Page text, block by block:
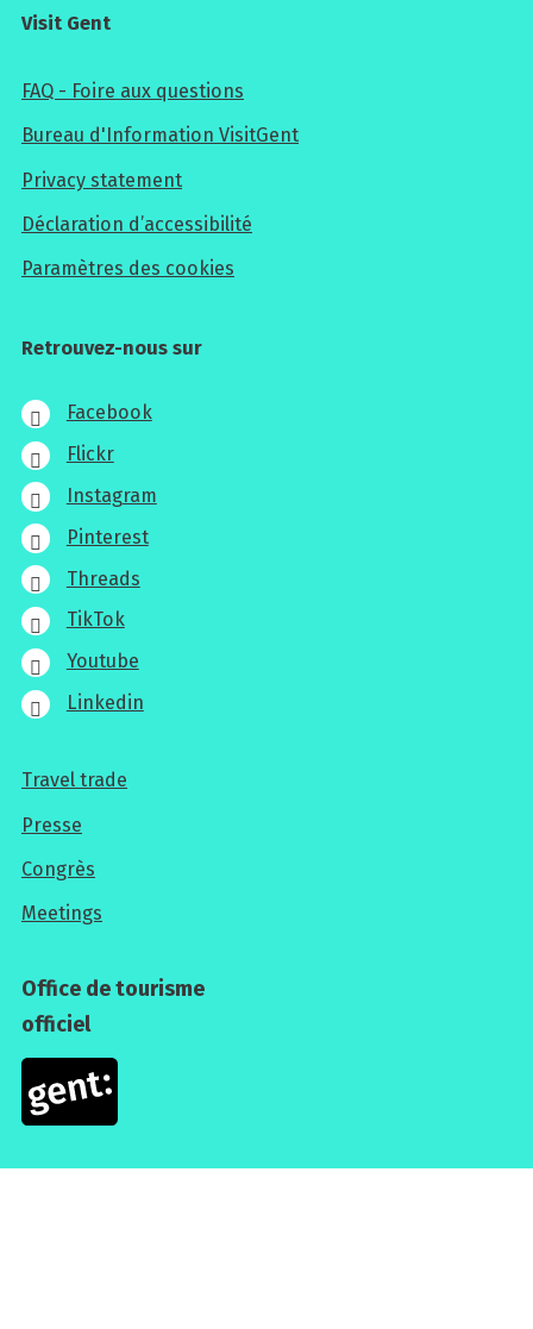
Visit Gent
FAQ - Foire aux questions
Bureau d'Information VisitGent
Privacy statement
Déclaration d’accessibilité
Paramètres des cookies
Retrouvez-nous sur
Facebook
Flickr
Instagram
Pinterest
Threads
TikTok
Youtube
Linkedin
Pour
les
professionnels
Travel trade
Presse
Congrès
Meetings
Office de tourisme
officiel